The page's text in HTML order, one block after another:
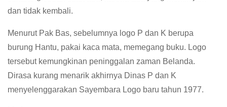
dan tidak kembali.
Menurut Pak Bas, sebelumnya logo P dan K berupa
burung Hantu, pakai kaca mata, memegang buku. Logo
tersebut kemungkinan peninggalan zaman Belanda.
Dirasa kurang menarik akhirnya Dinas P dan K
menyelenggarakan Sayembara Logo baru tahun 1977.